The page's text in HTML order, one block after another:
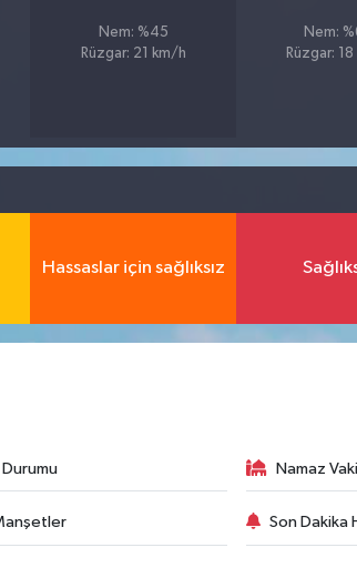
Nem: %45
Rüzgar: 21 km/h
Nem:
Rüzgar:
Hassaslar için sağlıksız
Durumu Namaz
Son Dakika